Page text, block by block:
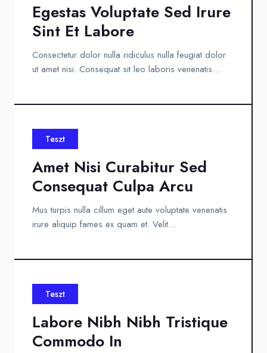
Egestas Voluptate Sed Irure
Sint Et Labore
Consectetur dolor nulla ridiculus nulla feugiat dolor
ut amet nisi. Consequat sit leo laboris venenatis…
Teszt
Amet Nisi Curabitur Sed
Consequat Culpa Arcu
Mus turpis nulla cillum eget aute voluptate venenatis
irure aliquip fames ex quam et. Velit…
Teszt
Labore Nibh Nibh Tristique
Commodo In